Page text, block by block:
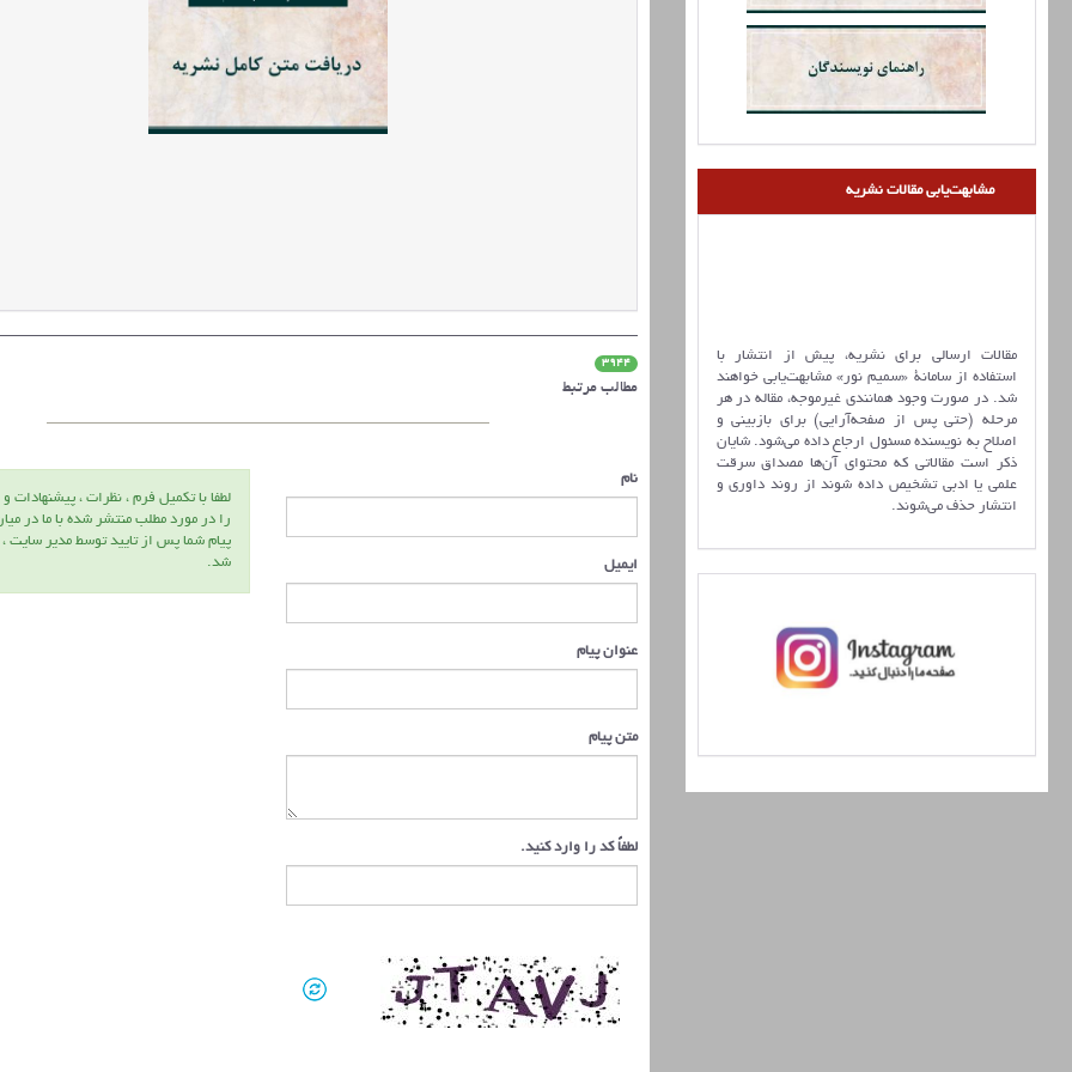
مشابهت‌یابی مقالات نشریه
مقالات ارسالی برای نشریه، پیش از انتشار با
استفاده از سامانۀ «سمیم نور» مشابهت‌یابی خواهند
شد. در صورت وجود همانندی غیرموجه، مقاله در هر
مرحله (حتی پس از صفحه‌آرایی) برای بازبینی و
اصلاح به نویسنده مسئول ارجاع داده می‌شود. شایان
ذکر است مقالاتی که محتوای آن‌ها مصداق سرقت
علمی یا ادبی تشخیص داده شوند از روند داوری و
انتشار حذف می‌شوند.
3944
مطالب مرتبط
لطفا با تكميل فرم ، نظرات ، پيشنهادات
را در مورد مطلب منتشر شده با ما در
پيام شما پس از تاييد توسط مدير سايت
شد.
نام
ایمیل
عنوان پیام
متن پیام
لطفاً کد را وارد کنید.
زنجان